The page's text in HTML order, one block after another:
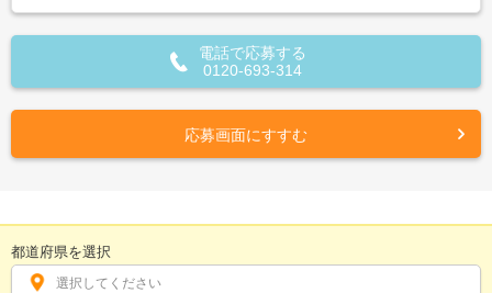
電話で応募する
0120-693-314
応募画面にすすむ
都道府県を選択
選択してください